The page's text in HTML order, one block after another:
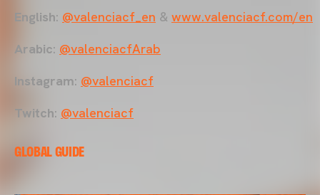
English: @valenciacf_en & www.valenciacf.com/en
Arabic: @valenciacfArab
Instagram: @valenciacf
Twitch: @valenciacf
GLOBAL GUIDE